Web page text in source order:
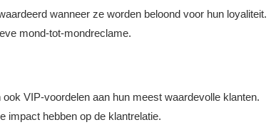
wanneer ze worden beloond voor hun loyaliteit.
mond-tot-mondreclame.
VIP-voordelen aan hun meest waardevolle klanten.
impact hebben op de klantrelatie.